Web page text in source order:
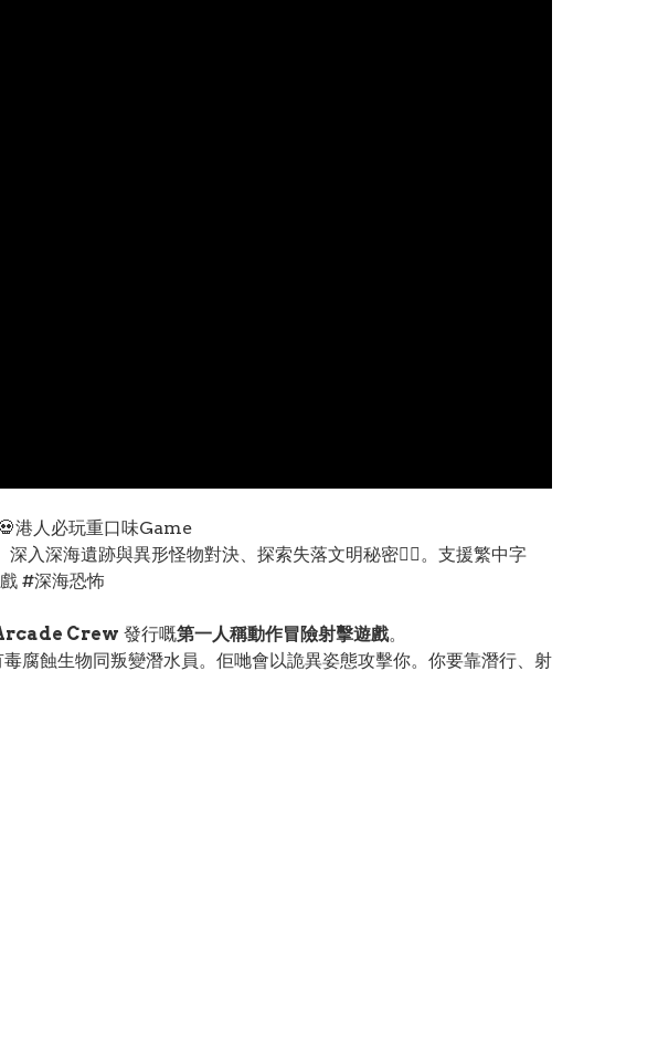
港人必玩重口味Game
深海遺跡與異形怪物對決、探索失落文明秘密🧟‍♂️。支援繁中字
#深海恐怖
Crew 發行嘅第一人稱動作冒險射擊遊戲。
腐蝕生物同叛變潛水員。佢哋會以詭異姿態攻擊你。你要靠潛行、射